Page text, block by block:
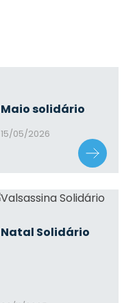
Maio solidário
15/05/2026
Natal Solidário